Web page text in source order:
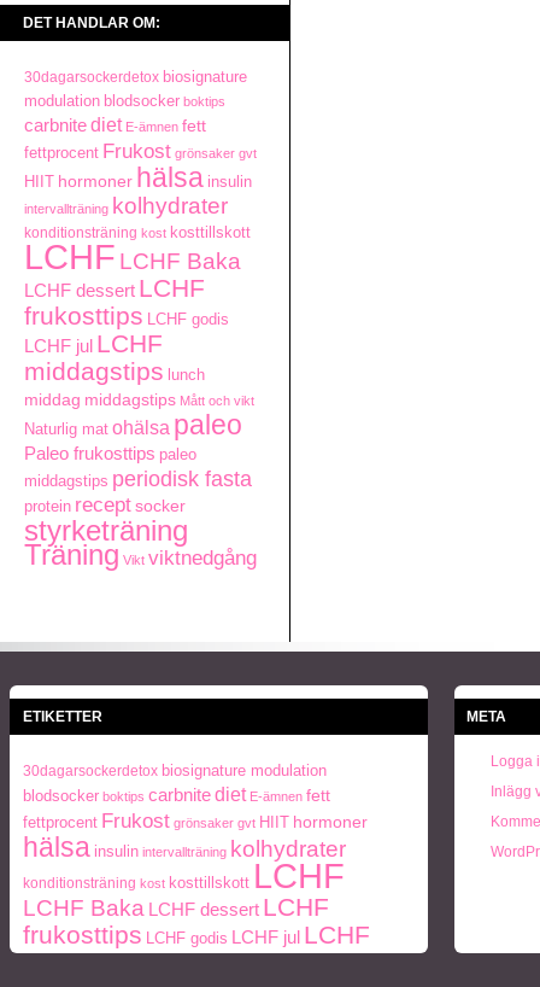
DET HANDLAR OM:
30dagarsockerdetox biosignature
modulation blodsocker boktips
carbnitediet E-ämnen fett
fettprocent Frukost grönsaker gvt
HIIT hormoner hälsa insulin
intervallträning kolhydrater
konditionsträning kost kosttillskott
LCHF LCHF Baka
LCHF dessert LCHF
frukosttips LCHF godis
LCHF jul LCHF
middagstips lunch
middag middagstips Mått och vikt
Naturlig mat ohälsa paleo
Paleo frukosttips paleo
middagstips periodisk fasta
protein recept socker
styrketräning
Träning Vikt viktnedgång
ETIKETTER
30dagarsockerdetox biosignature modulation
blodsocker boktips carbnitediet E-ämnen fett
fettprocent Frukost grönsaker gvt HIIT hormoner
hälsa insulin intervallträning kolhydrater
konditionsträning kost kosttillskott LCHF
LCHF Baka LCHF dessert LCHF
frukosttips LCHF godis LCHF jul LCHF
middagstips
META
Logga
Inlägg